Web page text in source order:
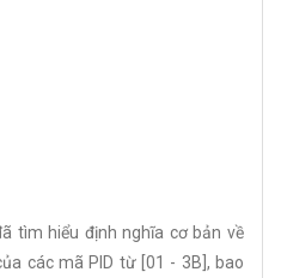
tìm hiểu định nghĩa cơ bản về
các mã PID từ [01 - 3B], bao